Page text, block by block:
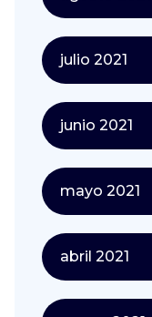
julio 2021
junio 2021
mayo 2021
abril 2021